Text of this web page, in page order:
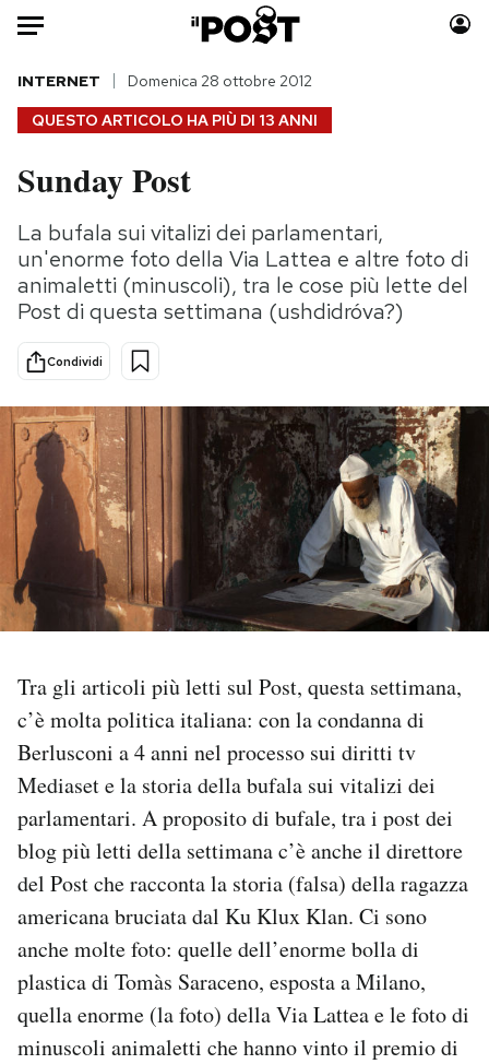
Auto
HOME
Italia
Politica
Tecnologia
Internet
Scienza
Cultura
Economia
Sport
Consumismi
Storie/Idee
Ok Boomer!
Altrecose
Mondiali calcio 2026
PODCAST
NEWSLETTER
I MIEI PREFERITI
SHOP
CALENDARIO
AREA PERSONALE
Area Personale
Notifiche mobile
Regala il Post
Hai bisogno di aiuto?
QUESTO ARTICOLO HA PIÙ DI 13 ANNI
INTERNET Domenica 28 ottobre 2012
Sunday Post
La bufala sui vitalizi dei parlamentari,
un'enorme foto della Via Lattea e altre foto di
animaletti (minuscoli), tra le cose più lette del
Post di questa settimana (ushdidróva?)
Condividi
Tra gli articoli più letti sul Post, questa settimana,
c’è molta politica italiana: con la condanna di
Berlusconi a 4 anni nel processo sui diritti tv
Mediaset e la storia della bufala sui vitalizi dei
parlamentari. A proposito di bufale, tra i post dei
blog più letti della settimana c’è anche il direttore
del Post che racconta la storia (falsa) della ragazza
americana bruciata dal Ku Klux Klan. Ci sono
anche molte foto: quelle dell’enorme bolla di
plastica di Tomàs Saraceno, esposta a Milano,
quella enorme (la foto) della Via Lattea e le foto di
minuscoli animaletti che hanno vinto il premio di